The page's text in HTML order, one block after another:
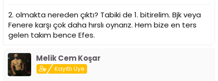
2. olmakta nereden çıktı? Tabiki de 1. bitirelim. Bjk veya
Fenere karşı çok daha hırslı oynarız. Hem bize en ters
gelen takım bence Efes.
Melik Cem Koşar
Kayıtlı Üye